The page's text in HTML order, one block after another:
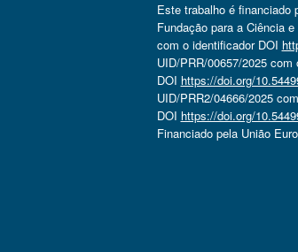
Este trabalho é financiado
Fundação para a Ciência
com o identificador DOI
UID/PRR/00657/2025 com
DOI https://doi.org/
UID/PRR2/04666/2025
DOI https://doi.org/
Financiado pela União